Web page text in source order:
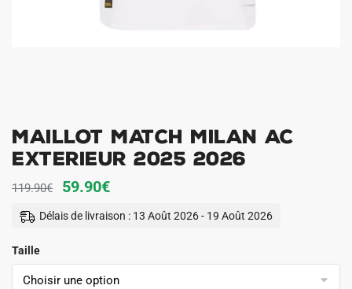
Maillot Match Milan AC
Exterieur 2025 2026
119.90€
Le
prix
119.90€.
59.90€Le
59.90€.
Délais de livraison : 13 Août 2026 - 19 Août 2026
Taille